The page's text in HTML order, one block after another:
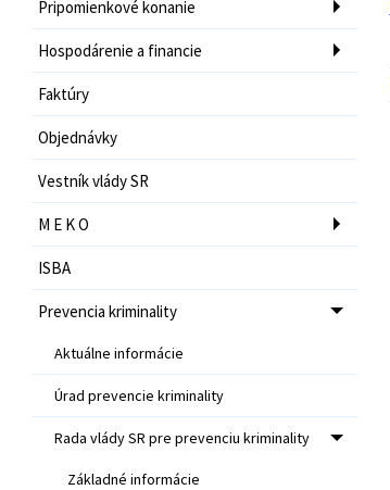
Pripomienkové konanie
Hospodárenie a financie
Faktúry
Objednávky
Vestník vlády SR
M E K O
ISBA
Prevencia kriminality
Aktuálne informácie
Úrad prevencie kriminality
Rada vlády SR pre prevenciu kriminality
Základné informácie